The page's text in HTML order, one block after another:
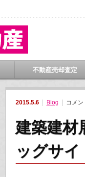
不動産売却査定
2015.5.6 Blog
建
材
展・
セ
リ
ィ
コメ
建築建材
ッグサイ